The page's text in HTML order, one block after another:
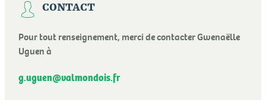
CONTACT
Pour tout renseignement, merci de contacter Gwenaëlle
Uguen à
g.uguen@valmondois.fr